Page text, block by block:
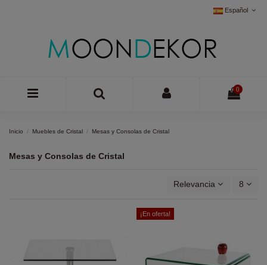
Español
0
Inicio Muebles de Cristal Mesas y Consolas de Cristal
Mesas y Consolas de Cristal
Relevancia 8
¡En oferta!